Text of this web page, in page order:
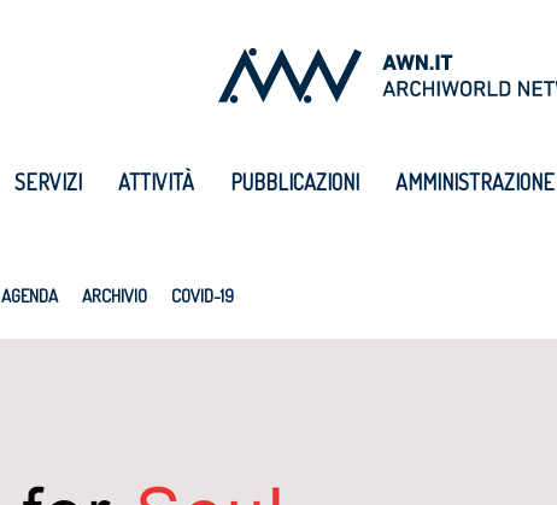
SERVIZI ATTIVITÀ PUBBLICAZIONI
AGENDA ARCHIVIO COVID-19